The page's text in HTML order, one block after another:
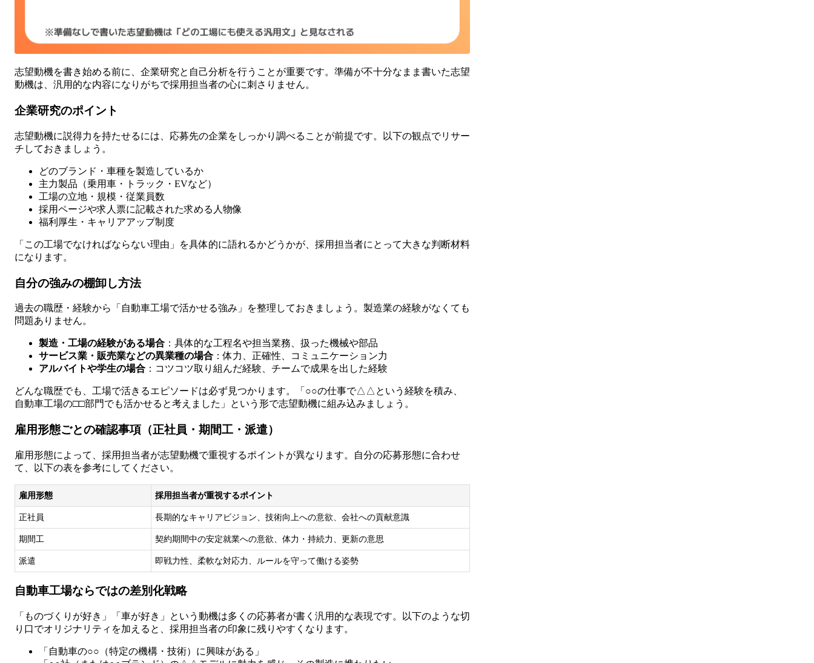
志望動機を書き始める前に、企業研究と自己分析を行うことが重要です。準備が不十分なまま書いた志望
動機は、汎用的な内容になりがちで採用担当者の心に刺さりません。
企業研究のポイント
志望動機に説得力を持たせるには、応募先の企業をしっかり調べることが前提です。以下の観点でリサー
チしておきましょう。
どのブランド・車種を製造しているか
主力製品（乗用車・トラック・EVなど）
工場の立地・規模・従業員数
採用ページや求人票に記載された求める人物像
福利厚生・キャリアアップ制度
「この工場でなければならない理由」を具体的に語れるかどうかが、採用担当者にとって大きな判断材料
になります。
自分の強みの棚卸し方法
過去の職歴・経験から「自動車工場で活かせる強み」を整理しておきましょう。製造業の経験がなくても
問題ありません。
製造・工場の経験がある場合 ：具体的な工程名や担当業務、扱った機械や部品
サービス業・販売業などの異業種の場合 ：体力、正確性、コミュニケーション力
アルバイトや学生の場合 ：コツコツ取り組んだ経験、チームで成果を出した経験
どんな職歴でも、工場で活きるエピソードは必ず見つかります。「○○の仕事で△△という経験を積み、
自動車工場の□□部門でも活かせると考えました」という形で志望動機に組み込みましょう。
雇用形態ごとの確認事項（正社員・期間工・派遣）
雇用形態によって、採用担当者が志望動機で重視するポイントが異なります。自分の応募形態に合わせ
て、以下の表を参考にしてください。
雇用形態 採用担当者が重視するポイント
正社員 長期的なキャリアビジョン、技術向上への意欲、会社への貢献意識
期間工 契約期間中の安定就業への意欲、体力・持続力、更新の意思
派遣 即戦力性、柔軟な対応力、ルールを守って働ける姿勢
自動車工場ならではの差別化戦略
「ものづくりが好き」「車が好き」という動機は多くの応募者が書く汎用的な表現です。以下のような切
り口でオリジナリティを加えると、採用担当者の印象に残りやすくなります。
「自動車の○○（特定の機構・技術）に興味がある」